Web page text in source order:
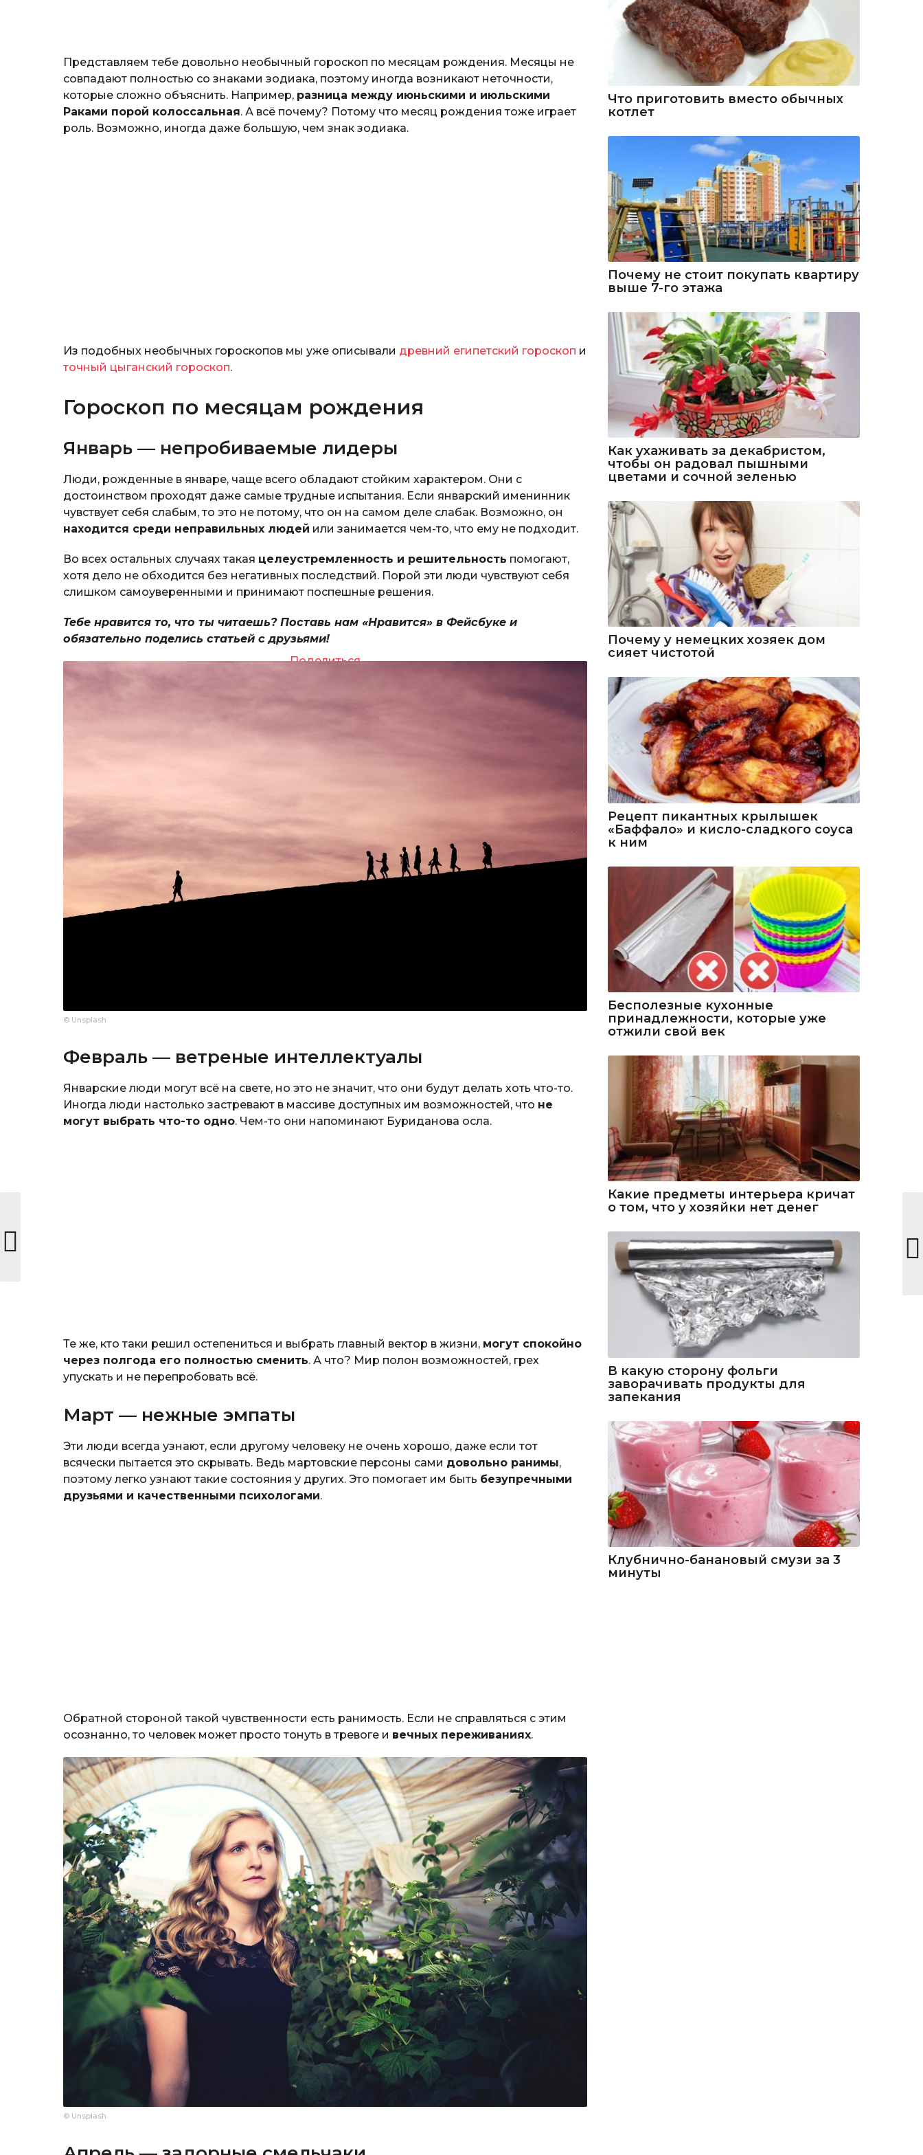
Представляем тебе довольно необычный гороскоп по месяцам рождения. Месяцы не
совпадают полностью со знаками зодиака, поэтому иногда возникают неточности,
которые сложно объяснить. Например, разница между июньскими и июльскими
Раками порой колоссальная. А всё почему? Потому что месяц рождения тоже играет
роль. Возможно, иногда даже большую, чем знак зодиака.
Из подобных необычных гороскопов мы уже описывали древний египетский гороскоп и
точный цыганский гороскоп.
Гороскоп по месяцам рождения
Январь — непробиваемые лидеры
Люди, рожденные в январе, чаще всего обладают стойким характером. Они с
достоинством проходят даже самые трудные испытания. Если январский именинник
чувствует себя слабым, то это не потому, что он на самом деле слабак. Возможно, он
находится среди неправильных людей или занимается чем-то, что ему не подходит.
Во всех остальных случаях такая целеустремленность и решительность помогают,
хотя дело не обходится без негативных последствий. Порой эти люди чувствуют себя
слишком самоуверенными и принимают поспешные решения.
Тебе нравится то, что ты читаешь? Поставь нам «Нравится» в Фейсбуке и
обязательно поделись статьей с друзьями!
Поделиться
© Unsplash
Февраль — ветреные интеллектуалы
Январские люди могут всё на свете, но это не значит, что они будут делать хоть что-то.
Иногда люди настолько застревают в массиве доступных им возможностей, что не
могут выбрать что-то одно. Чем-то они напоминают Буриданова осла.
Те же, кто таки решил остепениться и выбрать главный вектор в жизни, могут спокойно
через полгода его полностью сменить. А что? Мир полон возможностей, грех
упускать и не перепробовать всё.
Март — нежные эмпаты
Эти люди всегда узнают, если другому человеку не очень хорошо, даже если тот
всячески пытается это скрывать. Ведь мартовские персоны сами довольно ранимы,
поэтому легко узнают такие состояния у других. Это помогает им быть безупречными
друзьями и качественными психологами.
Обратной стороной такой чувственности есть ранимость. Если не справляться с этим
осознанно, то человек может просто тонуть в тревоге и вечных переживаниях.
© Unsplash
Что приготовить вместо обычных
котлет
Почему не стоит покупать квартиру
выше 7-го этажа
Как ухаживать за декабристом,
чтобы он радовал пышными
цветами и сочной зеленью
Почему у немецких хозяек дом
сияет чистотой
Рецепт пикантных крылышек
«Баффало» и кисло-сладкого соуса
к ним
Бесполезные кухонные
принадлежности, которые уже
отжили свой век
Какие предметы интерьера кричат
о том, что у хозяйки нет денег
В какую сторону фольги
заворачивать продукты для
запекания
Клубнично-банановый смузи за 3
минуты